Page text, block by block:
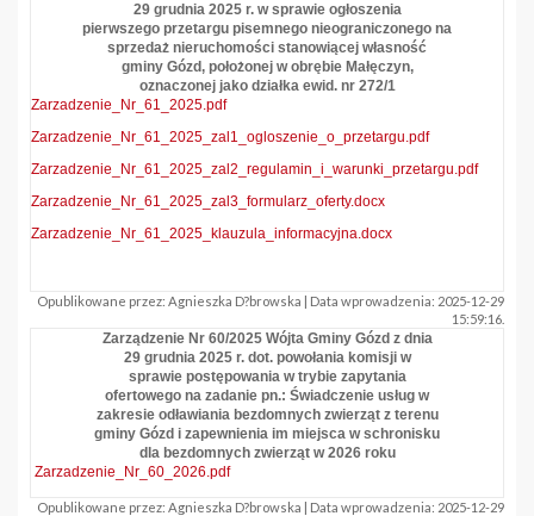
29 grudnia 2025 r. w sprawie ogłoszenia
pierwszego przetargu pisemnego nieograniczonego na
sprzedaż nieruchomości stanowiącej własność
gminy Gózd, położonej w obrębie Małęczyn,
oznaczonej jako działka ewid. nr 272/1
Zarzadzenie_Nr_61_2025.pdf
Zarzadzenie_Nr_61_2025_zal1_ogloszenie_o_przetargu.pdf
Zarzadzenie_Nr_61_2025_zal2_regulamin_i_warunki_przetargu.pdf
Zarzadzenie_Nr_61_2025_zal3_formularz_oferty.docx
Zarzadzenie_Nr_61_2025_klauzula_informacyjna.docx
Opublikowane przez: Agnieszka D?browska | Data wprowadzenia: 2025-12-29
15:59:16.
Zarządzenie Nr 60/2025 Wójta Gminy Gózd z dnia
29 grudnia 2025 r. dot. powołania komisji w
sprawie postępowania w trybie zapytania
ofertowego na zadanie pn.: Świadczenie usług w
zakresie odławiania bezdomnych zwierząt z terenu
gminy Gózd i zapewnienia im miejsca w schronisku
dla bezdomnych zwierząt w 2026 roku
Zarzadzenie_Nr_60_2026.pdf
Opublikowane przez: Agnieszka D?browska | Data wprowadzenia: 2025-12-29